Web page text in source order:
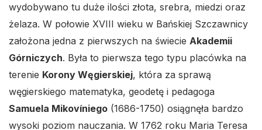
wydobywano tu duże ilości złota, srebra, miedzi oraz
żelaza. W połowie XVIII wieku w Bańskiej Szczawnicy
założona jedna z pierwszych na świecie Akademii
Górniczych. Była to pierwsza tego typu placówka na
terenie Korony Węgierskiej, która za sprawą
węgierskiego matematyka, geodetę i pedagoga
Samuela Mikovíniego (1686-1750) osiągnęła bardzo
wysoki poziom nauczania. W 1762 roku Maria Teresa